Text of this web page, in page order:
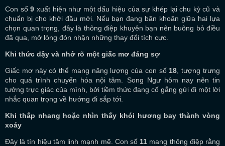
Con số9 xuất hiện như một dấu hiệu của sự khép lại chu kỳ cũ và
chuẩn bị cho khởi đầu mới. Nếu bạn đang băn khoăn giữa hai lựa
chọn quan trọng, đây là thông điệp khuyên bạn nên buông bỏ điều
đã qua, mở lòng đón nhận những thay đổi tích cực.
Khi thức dậy và nhớ rõ một giấc mơ đáng sợ
Giấc mơ này có thể mang năng lượng của con số 18 , tượng trưng
cho quá trình chuyển hóa nội tâm. Song Ngư hôm nay nên tin
tưởng trực giác của mình, bởi tiềm thức đang cố gắng gửi đi một lời
nhắc quan trọng về hướng đi sắp tới.
Khi thắp nhang hoặc nhìn thấy khói hương bay thành vòng
xoáy
Đây là tín hiệu tâm linh mạnh mẽ. Con số 11 mang thông điệp rằng